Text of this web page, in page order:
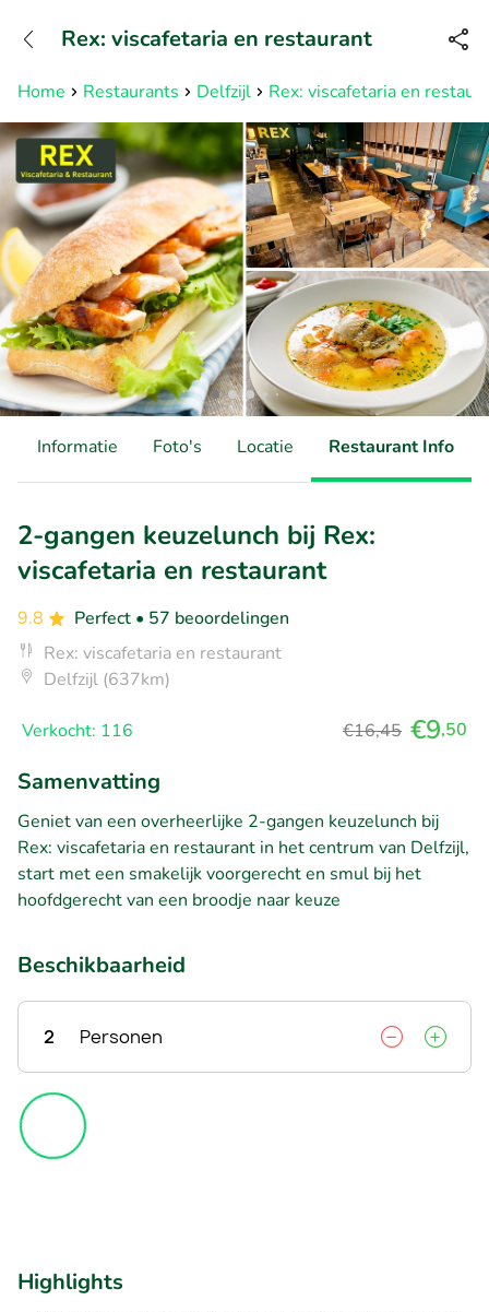
Bereikbaar tot 23:00 uur
Home Restaurants Delfzijl Rex: viscafetaria en
Rex: viscafetaria en restaurant
Informatie Foto's Locatie Restaurant Info
2-gangen keuzelunch bij Rex:
viscafetaria en restaurant
9.8 Perfect • 57 beoordelingen
Rex: viscafetaria en restaurant
Delfzijl (637km)
Verkocht: 116 €16,45 €9,50
Samenvatting
Geniet van een overheerlijke 2-gangen keuzelunch bij
Rex: viscafetaria en restaurant in het centrum van Delfzijl,
start met een smakelijk voorgerecht en smul bij het
hoofdgerecht van een broodje naar keuze
Beschikbaarheid
2 Personen
Highlights